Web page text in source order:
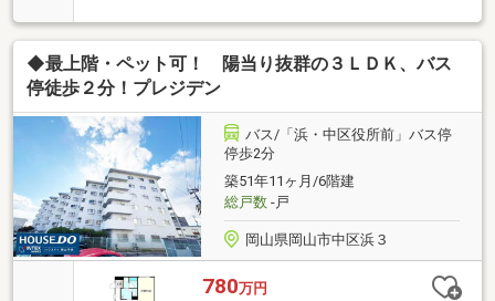
ＬＤＫは、約１５．７３帖の広々とした開放的な空間
が広がります 。対面式キッチンや浴室などの充実した
水回りが日々の家事を快適にサポート 。全居室に収納
が完備された２ＳＬＤＫの間取りは、お部屋をすっき
力で、敷地内には平面駐車場を１台確保可能です 。小
学校へ徒歩６分、商業施設も身近に揃う充実の環境
を、ぜひ現地でご見学ください 。
◆最上階・ペット可！ 陽当り抜群の３ＬＤＫ、バス
停徒歩２分！プレジデン
バス/「浜・中区役所前」バス停
停歩2分
築51年11ヶ月/6階建
総戸数-戸
岡山県岡山市中区浜３
780万円